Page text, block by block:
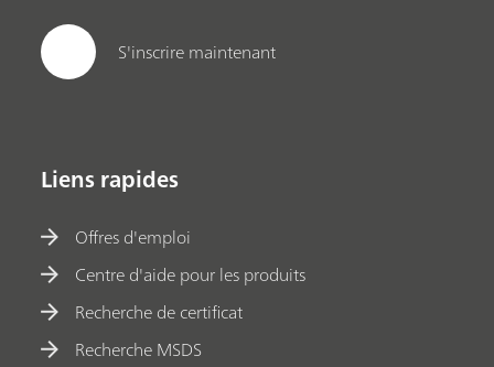
S'inscrire maintenant
Liens rapides
Offres d'emploi
Centre d'aide pour les produits
Recherche de certificat
Recherche MSDS